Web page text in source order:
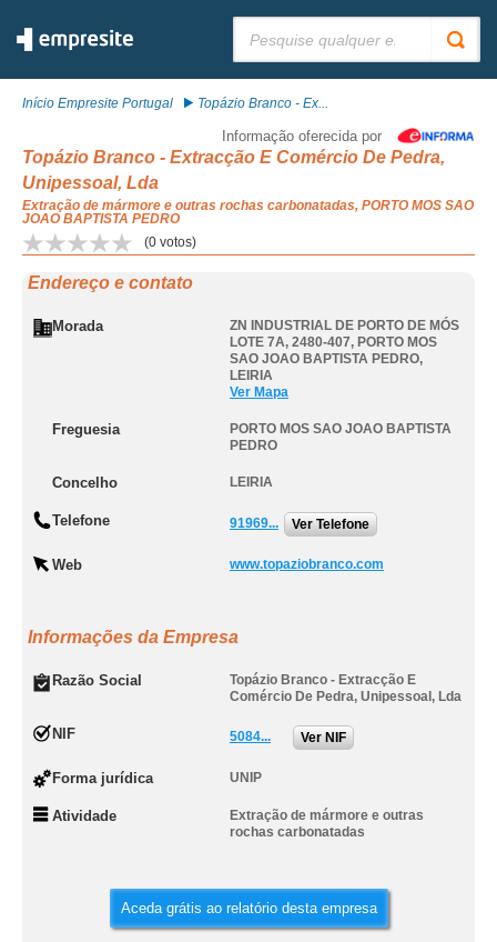
Início Empresite Portugal Topázio Branco - Ex...
Informação oferecida por
Topázio Branco - Extracção E Comércio De Pedra,
Unipessoal, Lda
Extração de mármore e outras rochas carbonatadas, PORTO MOS SAO
JOAO BAPTISTA PEDRO
(0 votos)
Endereço e contato
Morada
ZN INDUSTRIAL DE PORTO DE MÓS
LOTE 7A, 2480-407, PORTO MOS
SAO JOAO BAPTISTA PEDRO,
LEIRIA
Ver Mapa
Freguesia
PORTO MOS SAO JOAO BAPTISTA
PEDRO
Concelho LEIRIA
Telefone 91969... Ver Telefone
Web www.topaziobranco.com
Informações da Empresa
Razão Social
Topázio Branco - Extracção E
Comércio De Pedra, Unipessoal, Lda
NIF 5084... Ver NIF
Forma jurídica UNIP
Atividade
Extração de mármore e outras
rochas carbonatadas
Aceda grátis ao relatório desta empresa